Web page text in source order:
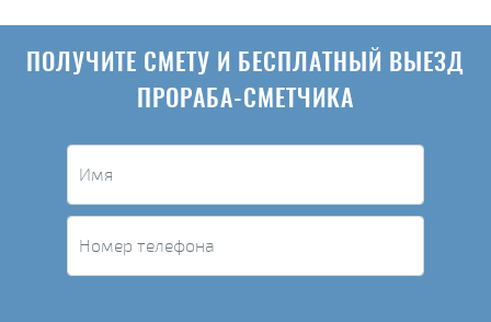
ПОЛУЧИТЕ СМЕТУ И БЕСПЛАТНЫЙ ВЫЕЗД
ПРОРАБА-СМЕТЧИКА